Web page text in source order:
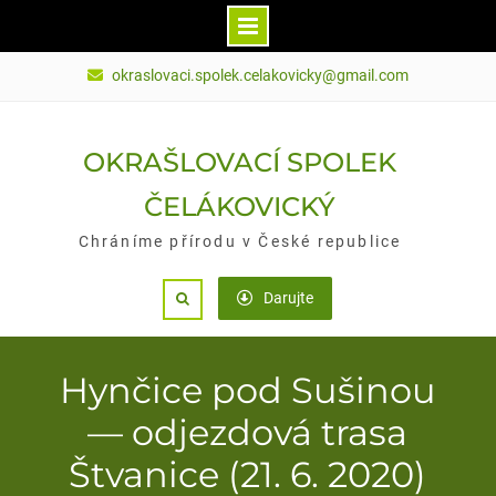
okraslovaci.spolek.celakovicky@gmail.com
OKRAŠLOVACÍ SPOLEK
ČELÁKOVICKÝ
Chráníme přírodu v České republice
Search Darujte
Hynčice pod Sušinou
— odjezdová trasa
Štvanice (21. 6. 2020)